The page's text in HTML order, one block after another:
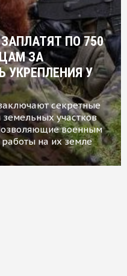
ПО 750
ЗА
УКРЕПЛЕНИЯ У
секретные
участков
военным
на их земле